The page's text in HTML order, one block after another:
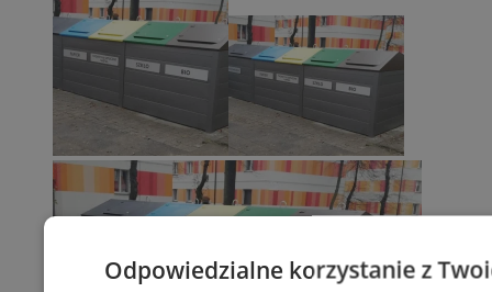
Odpowiedzialne korzystanie z